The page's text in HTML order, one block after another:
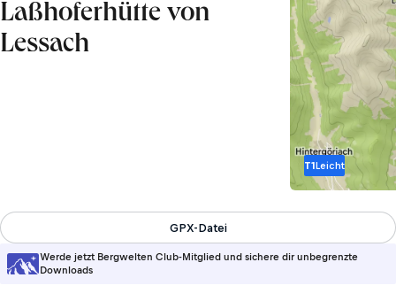
Laßhoferhütte von
Lessach
T1Leicht
Werde jetzt Bergwelten Club-Mitglied und sichere dir unbegrenzte
Downloads
GPX-Datei